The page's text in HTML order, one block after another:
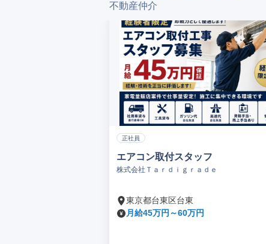
不動産仲介
正社員
エアコン取付スタッフ
株式会社Ｔａｒｄｉｇｒａｄｅ
東京都台東区台東
月給45万円～60万円